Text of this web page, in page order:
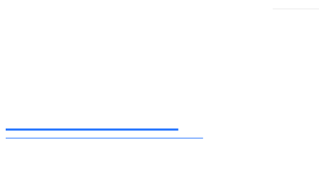
ПРОФЕССИОНАЛЬНЫЕ НОВОСТИ